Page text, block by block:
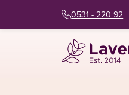
0531 - 220 92